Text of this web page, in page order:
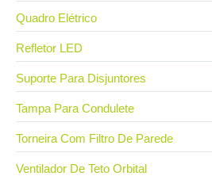
Quadro Elétrico
Refletor LED
Suporte Para Disjuntores
Tampa Para Condulete
Torneira Com Filtro De Parede
Ventilador De Teto Orbital